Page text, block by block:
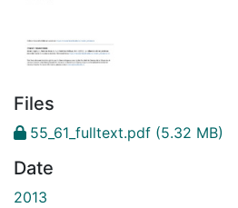
Files
55_61_fulltext.pdf (5.32 MB)
Date
2013